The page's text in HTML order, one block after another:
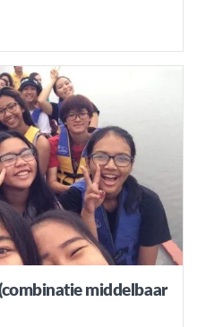
middelbaar